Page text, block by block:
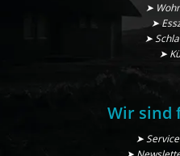
➤
➤
➤
➤
Wir sind
➤